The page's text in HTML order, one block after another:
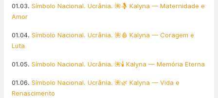
01.03. Símbolo Nacional. Ucrânia. 🌺🤱 Kalyna — Maternidade e
Amor
01.04. Símbolo Nacional. Ucrânia. 🌺🩸 Kalyna — Coragem e
Luta
01.05. Símbolo Nacional. Ucrânia. 🌺🕯️ Kalyna — Memória Eterna
01.06. Símbolo Nacional. Ucrânia. 🌺🌿 Kalyna — Vida e
Renascimento